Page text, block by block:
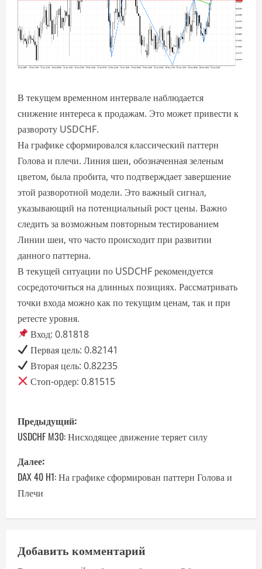
В текущем временном интервале наблюдается
снижение интереса к продажам. Это может привести к
развороту USDCHF.
На графике сформировался классический паттерн
Голова и плечи. Линия шеи, обозначенная зеленым
цветом, была пробита, что подтверждает завершение
этой разворотной модели. Это важный сигнал,
указывающий на потенциальный рост цены. Важно
следить за возможным повторным тестированием
Линии шеи, что часто происходит при развитии
данного паттерна.
В текущей ситуации по USDCHF рекомендуется
сосредоточиться на длинных позициях. Рассматривать
точки входа можно как по текущим ценам, так и при
ретесте уровня.
Вход: 0.81818
Первая цель: 0.82141
Вторая цель: 0.82235
Стоп-ордер: 0.81515
Н
а
в
и
г
ц
Предыдущий:
USDCHF M30: Нисходящее движение теряет силу
Далее:
DAX 40 H1: На графике сформирован паттерн Голова и
Плечи
Добавить комментарий